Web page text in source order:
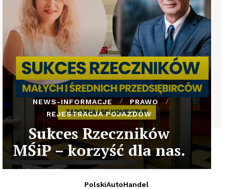
NEWS-INFORMACJE
PRAWO
REJESTRACJA POJAZDÓW
Sukces Rzeczników
MŚiP – korzyść dla nas.
PolskiAutoHandel